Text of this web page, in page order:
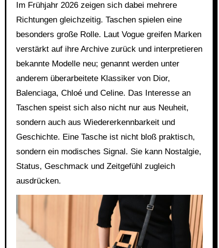
Im Frühjahr 2026 zeigen sich dabei mehrere
Richtungen gleichzeitig. Taschen spielen eine
besonders große Rolle. Laut Vogue greifen Marken
verstärkt auf ihre Archive zurück und interpretieren
bekannte Modelle neu; genannt werden unter
anderem überarbeitete Klassiker von Dior,
Balenciaga, Chloé und Celine. Das Interesse an
Taschen speist sich also nicht nur aus Neuheit,
sondern auch aus Wiedererkennbarkeit und
Geschichte. Eine Tasche ist nicht bloß praktisch,
sondern ein modisches Signal. Sie kann Nostalgie,
Status, Geschmack und Zeitgefühl zugleich
ausdrücken.